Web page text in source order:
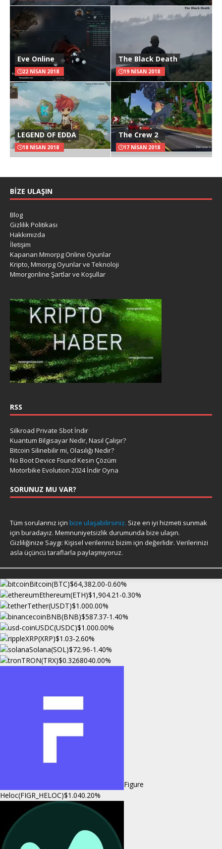
Eve Online
22 NISAN 2018
The Black Death
19 NISAN 2018
LEGEND OF EDDA
18 NISAN 2018
The Crew 2
17 NISAN 2018
BIZE ULAŞIN
Blog
Gizlilik Politikası
Hakkımızda
İletişim
Kapanan Mmorpg Online Oyunlar
Kripto, Mmorpg Oyunlar ve Teknoloji
Mmorgonline Şartlar ve Koşullar
RSS
Silkroad Private Sbot İndir
Kuantum Bilgisayar Nedir, Nasıl Çalışır?
Bitcoin Silinebilir mi, Olasılığı Nedir?
No Boot Device Found Kesin Çözüm
Motorbike Evolution 2024 İndir Oyna
SORUNUZ MU VAR?
Tüm sorularınız için bize ulaşabilirsiniz. Size en iyi hizmeti sunmak
için buradayız. Memnuniyetsizlik durumunda bize ulaşın.
Gizliliğinize Saygı: Kişisel verileriniz bizim için değerlidir. Verilerinizi
asla üçüncü taraflarla paylaşmıyoruz.
Bitcoin(BTC)$64,382.00-0.60%
Ethereum(ETH)$1,904.21 -0.30%
Tether(USDT)$1.000.00%
BNB(BNB)$587.37-1.40%
USDC(USDC)$1.000.00%
XRP(XRP)$1.03-2.60%
Solana(SOL)$72.96-1.40%
TRON(TRX)$0.3268040.00%
Figure
Heloc(FIGR_HELOC)$1.040.20%